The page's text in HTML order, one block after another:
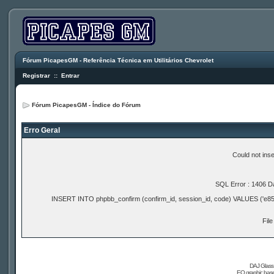
Fórum PicapesGM - Referência Técnica em Utilitários Chevrolet
Registrar :: Entrar
Fórum PicapesGM - Índice do Fórum
Erro Geral
Could not
SQL Error : 1406
INSERT INTO phpbb_confirm (confirm_id, session_id, code) VALUES
DAJ
EQ graphic